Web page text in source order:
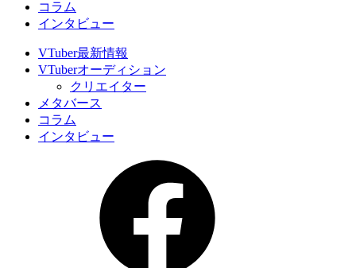
コラム
インタビュー
VTuber最新情報
VTuberオーディション
クリエイター
メタバース
コラム
インタビュー